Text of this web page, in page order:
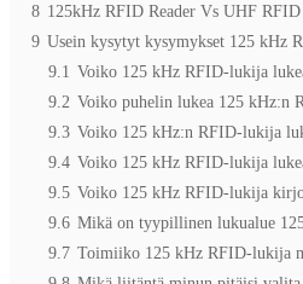
8 125kHz RFID Reader Vs UHF RFID
9 Usein kysytyt kysymykset 125 kHz
9.1 Voiko 125 kHz RFID-lukija
9.2 Voiko puhelin lukea 125 kHz:n
9.3 Voiko 125 kHz:n RFID-lukija
9.4 Voiko 125 kHz RFID-lukija
9.5 Voiko 125 kHz RFID-lukija
9.6 Mikä on tyypillinen lukualue
9.7 Toimiiko 125 kHz RFID-lukija